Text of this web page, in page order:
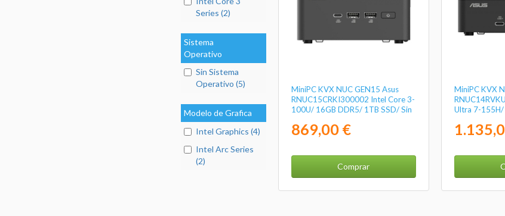
Series (2)
Sistema
Operativo
Sin Sistema
Operativo (5)
Modelo de Grafica
Intel Graphics (4)
Intel Arc Series
(2)
MiniPC KVX NUC GEN15 Asus
RNUC15CRKI300002 Intel Core 3-
100U/ 16GB DDR5/ 1TB SSD/ Sin
869,00 €
Comprar
MiniPC KVX
Ultra 7-155H/
Operativo